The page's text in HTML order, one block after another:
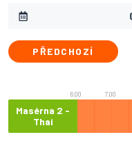
PŘEDCHOZÍ
6.00 7.00
Masérna 2 -
Thai